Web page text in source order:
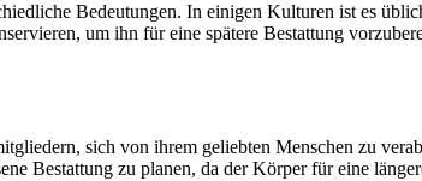
Bedeutungen. In einigen Kulturen ist es
um ihn für eine spätere Bestattung
sich von ihrem geliebten Menschen zu
Bestattung zu planen, da der Körper für eine